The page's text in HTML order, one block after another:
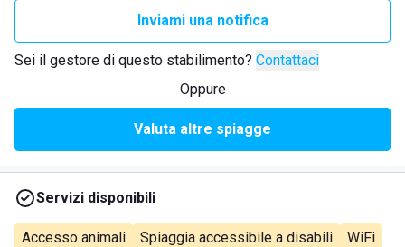
Inviami una notifica
Sei il gestore di questo stabilimento? Contattaci
Oppure
Valuta altre spiagge
Servizi disponibili
Accesso animali Spiaggia accessibile a disabili WiFi